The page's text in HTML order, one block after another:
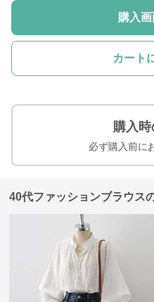
購入
カート
購入
必ず購入前に
40代ファッションブラウス